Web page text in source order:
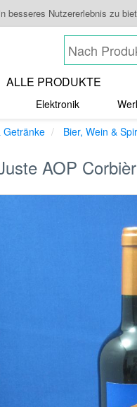
besseres Nutzererlebnis zu
ALLE PRODUKTE
Elektronik
Getränke Bier, Wein &
AOP